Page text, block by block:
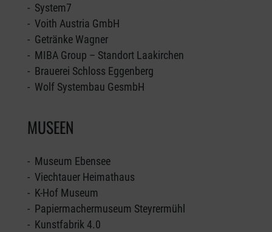
- System7
- Voith Austria GmbH
- Getränke Wagner
- MIBA Group – Standort Laakirchen
- Brauerei Schloss Eggenberg
- Wolf Systembau GesmbH
MUSEEN
- Museum Ebensee
- Viechtauer Heimathaus
- K-Hof Museum
- Papiermachermuseum Steyrermühl
- Kunstfabrik 4.0